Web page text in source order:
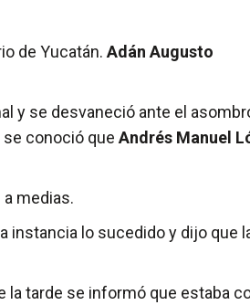
de Yucatán. Adán Augusto
y se desvaneció ante el
se conoció que Andrés Manuel
medias.
instancia lo sucedido y dijo que
la tarde se informó que estaba